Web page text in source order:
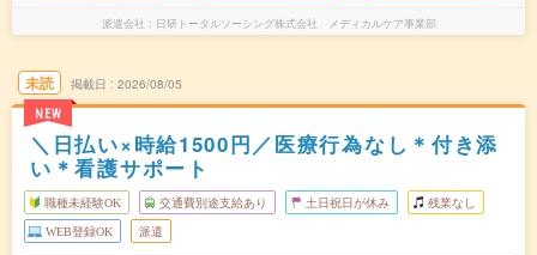
派遣会社 日研トータルソーシング株式会社 メディカルケア事業部
未読
NEW
掲載日 2026/08/05
＼日払い×時給1500円／医療行為なし＊付き添
い＊看護サポート
職種未経験OK 交通費別途支給あり 土日祝日が休み 残業なし
WEB登録OK 派遣